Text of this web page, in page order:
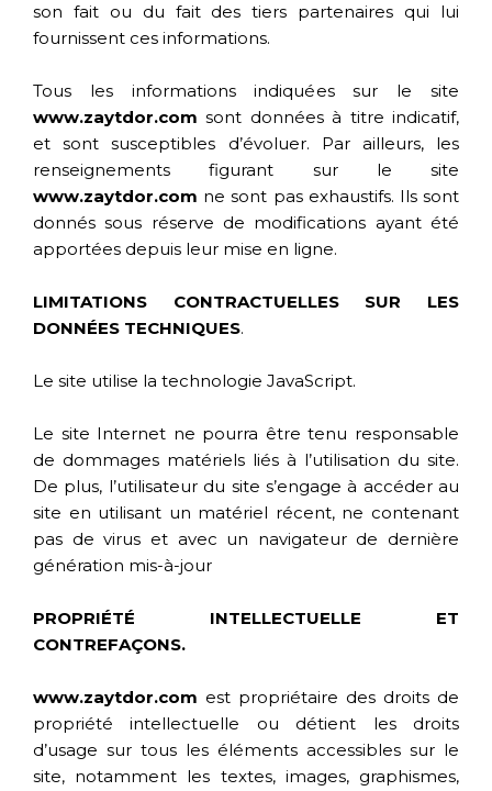
son fait ou du fait des tiers partenaires qui lui
fournissent ces informations.
Tous les informations indiquées sur le site
www.zaytdor.com sont données à titre indicatif,
et sont susceptibles d’évoluer. Par ailleurs, les
renseignements figurant sur le site
www.zaytdor.com ne sont pas exhaustifs. Ils sont
donnés sous réserve de modifications ayant été
apportées depuis leur mise en ligne.
LIMITATIONS CONTRACTUELLES SUR LES
DONNÉES TECHNIQUES.
Le site utilise la technologie JavaScript.
Le site Internet ne pourra être tenu responsable
de dommages matériels liés à l’utilisation du site.
De plus, l’utilisateur du site s’engage à accéder au
site en utilisant un matériel récent, ne contenant
pas de virus et avec un navigateur de dernière
génération mis-à-jour
PROPRIÉTÉ INTELLECTUELLE ET
CONTREFAÇONS.
www.zaytdor.com est propriétaire des droits de
propriété intellectuelle ou détient les droits
d’usage sur tous les éléments accessibles sur le
site, notamment les textes, images, graphismes,